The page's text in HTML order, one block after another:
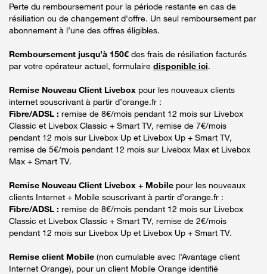
Perte du remboursement pour la période restante en cas de
résiliation ou de changement d'offre. Un seul remboursement par
abonnement à l’une des offres éligibles.
Remboursement jusqu’à 150€ des frais de résiliation facturés
par votre opérateur actuel, formulaire disponible ici.
Remise Nouveau Client Livebox pour les nouveaux clients
internet souscrivant à partir d’orange.fr :
Fibre/ADSL : remise de 8€/mois pendant 12 mois sur Livebox
Classic et Livebox Classic + Smart TV, remise de 7€/mois
pendant 12 mois sur Livebox Up et Livebox Up + Smart TV,
remise de 5€/mois pendant 12 mois sur Livebox Max et Livebox
Max + Smart TV.
Remise Nouveau Client Livebox + Mobile pour les nouveaux
clients Internet + Mobile souscrivant à partir d’orange.fr :
Fibre/ADSL : remise de 8€/mois pendant 12 mois sur Livebox
Classic et Livebox Classic + Smart TV, remise de 2€/mois
pendant 12 mois sur Livebox Up et Livebox Up + Smart TV.
Remise client Mobile (non cumulable avec l’Avantage client
Internet Orange), pour un client Mobile Orange identifié